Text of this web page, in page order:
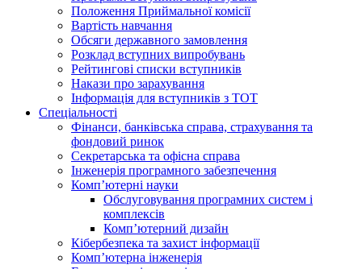
Положення Приймальної комісії
Вартість навчання
Обсяги державного замовлення
Розклад вступних випробувань
Рейтингові списки вступників
Накази про зарахування
Інформація для вступників з ТОТ
Спеціальності
Фінанси, банківська справа, страхування та
фондовий ринок
Секретарська та офісна справа
Інженерія програмного забезпечення
Комп’ютерні науки
Обслуговування програмних систем і
комплексів
Комп’ютерний дизайн
Кібербезпека та захист інформації
Комп’ютерна інженерія